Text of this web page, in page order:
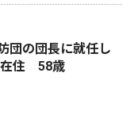
団の団長に就任し
住 58歳